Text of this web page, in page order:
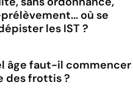
où se
les IST ?
âge faut-il commencer
des frottis ?